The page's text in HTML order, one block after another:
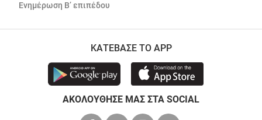
Ενημέρωση Β’ επιπέδου
ΚΑΤΕΒΑΣΕ ΤΟ APP
ΑΚΟΛΟΥΘΗΣΕ ΜΑΣ ΣΤΑ SOCIAL